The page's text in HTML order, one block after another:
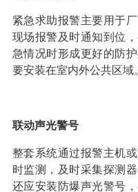
紧急求助报警主要用于
现场报警及时通知到位
急情况时形成更好的防
要安装在室内外公共区域
联动声光警号
整套系统通过报警主机
时监测，及时采集探测
还应安装防爆声光警号